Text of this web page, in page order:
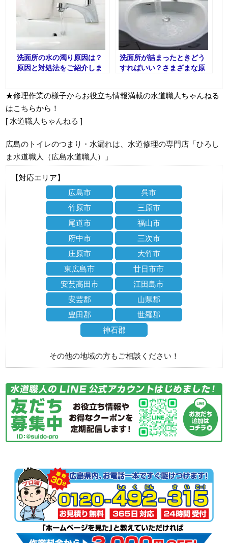
洗面所の水の濁り原因は？
原因と対処法をご紹介しま
洗面所が詰まったときどう
すればいい？さまざまな原
★修理作業の様子からお役立ち情報満載の水道職人ちゃんねる
はこちらから！
[ 水道職人ちゃんねる ]
広島のトイレのつまり・水漏れは、水道修理の専門店「ひろし
ま水道職人（広島水道職人）」
【対応エリア】
広島市
呉市
竹原市
三原市
尾道市
福山市
府中市
三次市
庄原市
大竹市
東広島市
廿日市市
安芸高田市
江田島市
安芸郡
山県郡
豊田郡
世羅郡
神石郡
その他の地域の方もご相談ください！